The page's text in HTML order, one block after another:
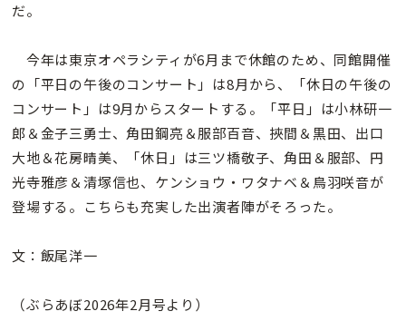
だ。
今年は東京オペラシティが6月まで休館のため、同館開催
の「平日の午後のコンサート」は8月から、「休日の午後の
コンサート」は9月からスタートする。「平日」は小林研一
郎＆金子三勇士、角田鋼亮＆服部百音、挾間＆黒田、出口
大地＆花房晴美、「休日」は三ツ橋敬子、角田＆服部、円
光寺雅彦＆清塚信也、ケンショウ・ワタナベ＆鳥羽咲音が
登場する。こちらも充実した出演者陣がそろった。
文：飯尾洋一
（ぶらあぼ2026年2月号より）